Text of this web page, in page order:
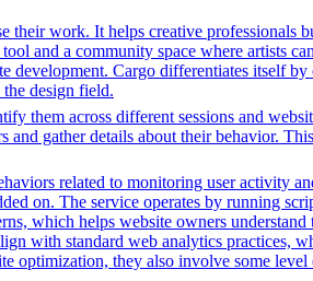
their work. It helps creative professionals
and a community space where artists
development. Cargo differentiates itself by
design field.
them across different sessions and
gather details about their behavior.
related to monitoring user activity
on. The service operates by running
which helps website owners understand
with standard web analytics practices,
optimization, they also involve some